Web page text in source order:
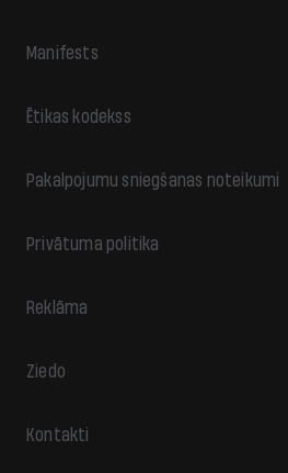
Manifests
Ētikas kodekss
Pakalpojumu sniegšanas noteikumi
Privātuma politika
Reklāma
Ziedo
Kontakti